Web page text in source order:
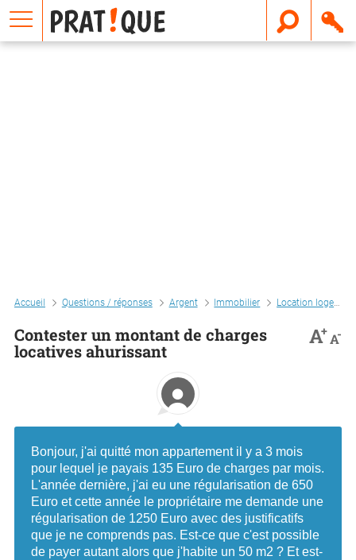
Accueil Questions / réponses Argent Immobilier Location logement
Contester un montant de charges
locatives ahurissant
A+A-
Bonjour, j'ai quitté mon appartement il y a 3 mois
pour lequel je payais 135 Euro de charges par mois.
L'année dernière, j'ai eu une régularisation de 650
Euro et cette année le propriétaire me demande une
régularisation de 1250 Euro avec des justificatifs
que je ne comprends pas. Est-ce que c'est possible
de payer autant alors que j'habite un 50 m2 ? Et est-
E
m
a